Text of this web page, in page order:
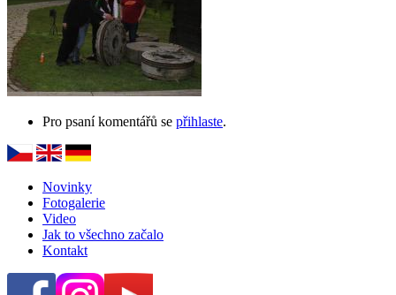
Pro psaní komentářů se přihlaste.
Novinky
Fotogalerie
Video
Jak to všechno začalo
Kontakt